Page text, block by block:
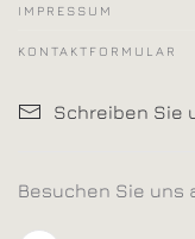
IMPRESSUM
KONTAKTFORMULAR
Schreiben Sie
Besuchen Sie uns